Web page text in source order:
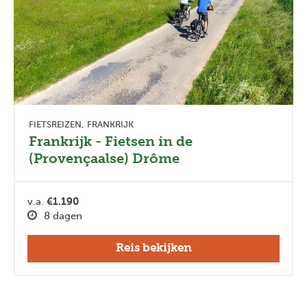
FIETSREIZEN FRANKRIJK
Frankrijk - Fietsen in de
(Provençaalse) Drôme
v.a. €1.190
8 dagen
Reis bekijken